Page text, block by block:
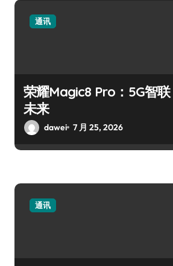
通讯
荣耀Magic8 Pro：5G智
未来
dawei 7 月 25, 2026
通讯